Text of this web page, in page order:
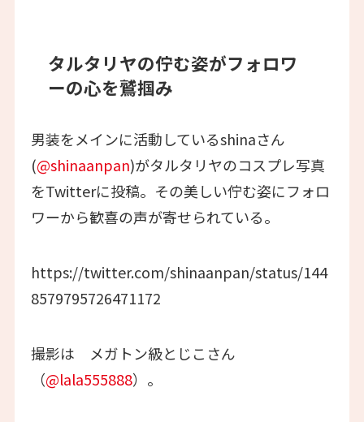
タルタリヤの佇む姿がフォロワ
ーの心を鷲掴み
男装をメインに活動しているshinaさん
(@shinaanpan)がタルタリヤのコスプレ写真
をTwitterに投稿。その美しい佇む姿にフォロ
ワーから歓喜の声が寄せられている。
https://twitter.com/shinaanpan/status/144
8579795726471172
撮影は メガトン級とじこさん
（@lala555888）。